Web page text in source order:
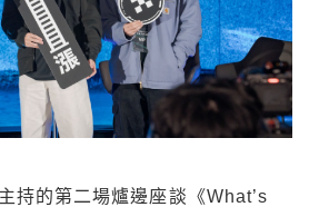
持的第二場爐邊座談《What’s